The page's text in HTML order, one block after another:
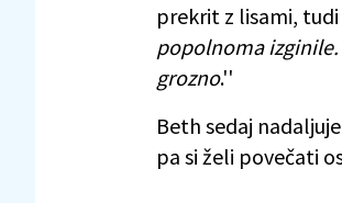
prekrit z lisami,
popolnoma
grozno.''
Beth sedaj
pa si želi povečati